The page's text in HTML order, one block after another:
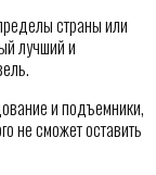
страны или
лучший и
и подъемники,
не сможет оставить